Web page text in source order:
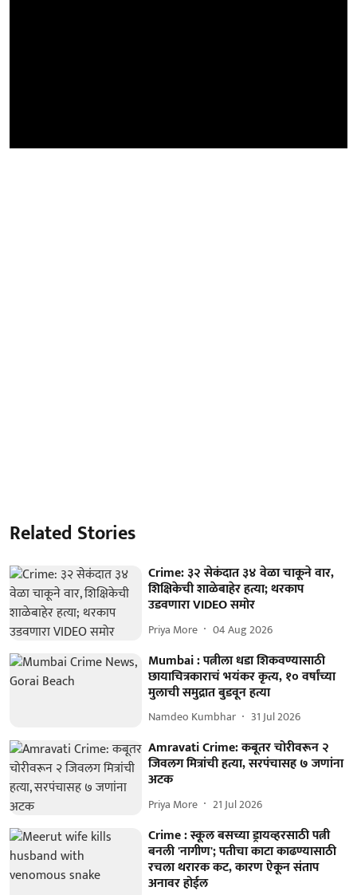
Related Stories
Crime: ३२ सेकंदात ३४ वेळा चाकूने वार,
शिक्षिकेची शाळेबाहेर हत्या; थरकाप
उडवणारा VIDEO समोर
Priya More 04 Aug 2026
Mumbai : पत्नीला धडा शिकवण्यासाठी
छायाचित्रकाराचं भयंकर कृत्य, १० वर्षांच्या
मुलाची समुद्रात बुडवून हत्या
Namdeo Kumbhar 31 Jul 2026
Amravati Crime: कबूतर चोरीवरून २
जिवलग मित्रांची हत्या, सरपंचासह ७ जणांना
अटक
Priya More 21 Jul 2026
Crime : स्कूल बसच्या ड्रायव्हरसाठी पत्नी
बनली 'नागीण'; पतीचा काटा काढण्यासाठी
रचला थरारक कट, कारण ऐकून संताप
अनावर होईल